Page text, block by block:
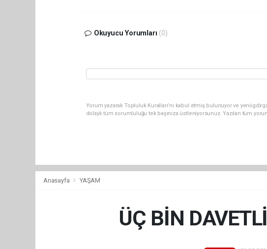
Okuyucu Yorumları (0)
Yorum yazarak Topluluk Kuralları’nı kabul etmiş bulunuyor ve
dolaylı tüm sorumluluğu tek başınıza üstleniyorsunuz. Yazılan tüm
Anasayfa YAŞAM
ÜÇ BİN